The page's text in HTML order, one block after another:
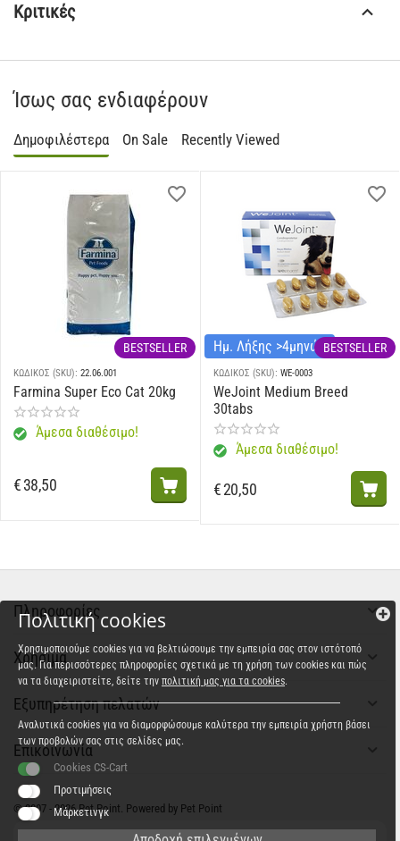
Κριτικές
Ίσως σας ενδιαφέρουν
Δημοφιλέστερα On Sale Recently Viewed
BESTSELLER
ΚΩΔΙΚΟΣ (SKU): 22.06.001
Farmina Super Eco Cat 20kg
Άμεσα διαθέσιμο!
€38,50
Ημ. Λήξης >4μηνώνBESTSELLER
ΚΩΔΙΚΟΣ (SKU): WE-0003
WeJoint Medium Breed
30tabs
Άμεσα διαθέσιμο!
€20,50
Πληροφορίες
Χρήσιμα
Εξυπηρέτηση πελατών
Επικοινωνία
© 2007 - 2026 Pet Point. Powered by Pet Point
Πολιτική cookies
Χρησιμοποιούμε cookies για να βελτιώσουμε την εμπειρία σας στον ιστότοπό
μας. Για περισσότερες πληροφορίες σχετικά με τη χρήση των cookies και πώς
να τα διαχειριστείτε, δείτε την πολιτική μας για τα cookies.
Αναλυτικά cookies για να διαμορφώσουμε καλύτερα την εμπειρία χρήστη βάσει
των προβολών σας στις σελίδες μας.
Cookies CS-Cart
Προτιμήσεις
Μάρκετινγκ